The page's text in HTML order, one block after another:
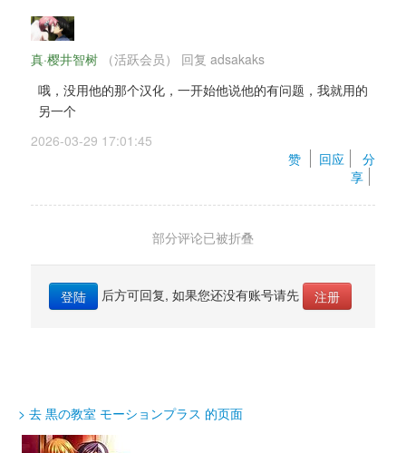
真·樱井智树 （活跃会员） 回复 adsakaks
哦，没用他的那个汉化，一开始他说他的有问题，我就用的
另一个
2026-03-29 17:01:45
赞
回应
分
享
部分评论已被折叠
登陆 后方可回复, 如果您还没有账号请先 注册
> 去 黒の教室 モーションプラス 的页面